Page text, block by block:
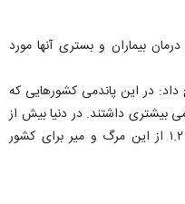
بیماران و بستری آنها مورد
در این پاندمی کشورهایی که
بیشتری داشتند. در دنیا بیش از
۷ میلیون نفر در اثر کرونا فوت کردند که ۱.۲ از این مرگ و میر برای کشور